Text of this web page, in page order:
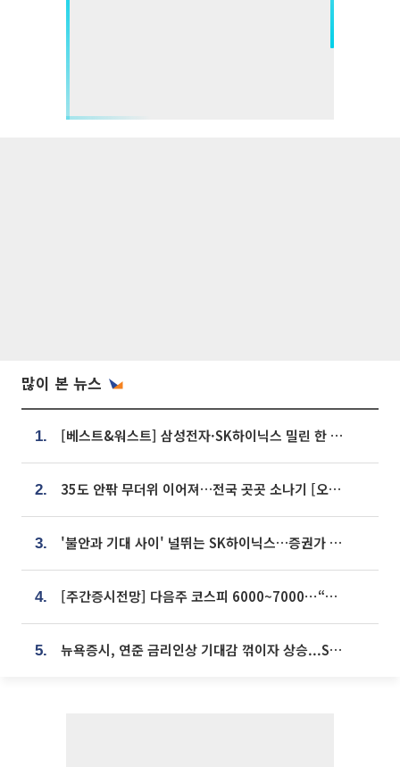
많이 본 뉴스
1. [베스트&워스트] 삼성전자·SK하이닉스 밀린 한 주…상상인증권은 85% 급등
2. 35도 안팎 무더위 이어져…전국 곳곳 소나기 [오늘 날씨]
3. '불안과 기대 사이' 널뛰는 SK하이닉스…증권가 "HBM4·LTA 기반 펀터멘털 견고"
4. [주간증시전망] 다음주 코스피 6000~7000⋯“外人 수급은 정책이 변수”
5. 뉴욕증시, 연준 금리인상 기대감 꺾이자 상승...S&P500 사상 최고치 [종합]